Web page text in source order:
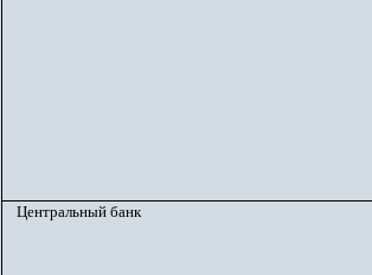
Центральный банк